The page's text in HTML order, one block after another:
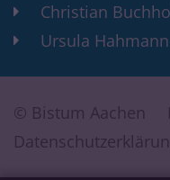
Christian
Ursula Hahmann
© Bistum Aachen